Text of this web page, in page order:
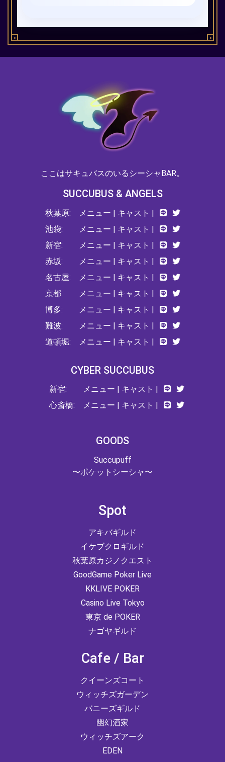
ここはサキュバスのいるシーシャBAR。
SUCCUBUS & ANGELS
秋葉原:
池袋:
新宿:
赤坂:
名古屋:
京都:
博多:
難波:
道頓堀:
メニュー | キャスト |
メニュー | キャスト |
メニュー | キャスト |
メニュー | キャスト |
メニュー | キャスト |
メニュー | キャスト |
メニュー | キャスト |
メニュー | キャスト |
メニュー | キャスト |
CYBER SUCCUBUS
新宿:
心斎橋:
メニュー キャスト
メニュー
キャスト
GOODS
Succupuff
〜ポケットシーシャ〜
Spot
アキバギルド
イケブクロギルド
秋葉原カジノクエスト
GoodGame Poker Live
KKLIVE POKER
Casino Live Tokyo
東京 de POKER
ナゴヤギルド
Cafe / Bar
クイーンズコート
ウィッチズガーデン
バニーズギルド
幽幻酒家
ウィッチズアーク
EDEN